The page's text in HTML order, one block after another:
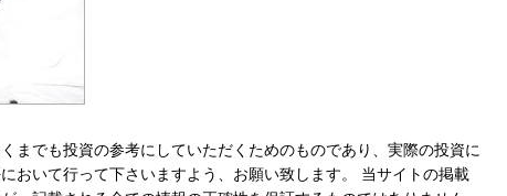
までも投資の参考にしていただくためのものであり、実際の投資に
おいて行って下さいますよう、お願い致します。 当サイトの掲載